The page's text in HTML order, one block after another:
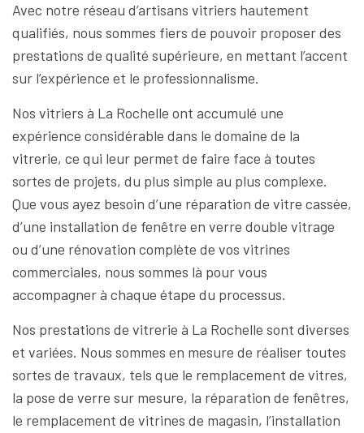
Avec notre réseau d’artisans vitriers hautement
qualifiés, nous sommes fiers de pouvoir proposer des
prestations de qualité supérieure, en mettant l’accent
sur l’expérience et le professionnalisme.
Nos vitriers à La Rochelle ont accumulé une
expérience considérable dans le domaine de la
vitrerie, ce qui leur permet de faire face à toutes
sortes de projets, du plus simple au plus complexe.
Que vous ayez besoin d’une réparation de vitre cassée,
d’une installation de fenêtre en verre double vitrage
ou d’une rénovation complète de vos vitrines
commerciales, nous sommes là pour vous
accompagner à chaque étape du processus.
Nos prestations de vitrerie à La Rochelle sont diverses
et variées. Nous sommes en mesure de réaliser toutes
sortes de travaux, tels que le remplacement de vitres,
la pose de verre sur mesure, la réparation de fenêtres,
le remplacement de vitrines de magasin, l’installation